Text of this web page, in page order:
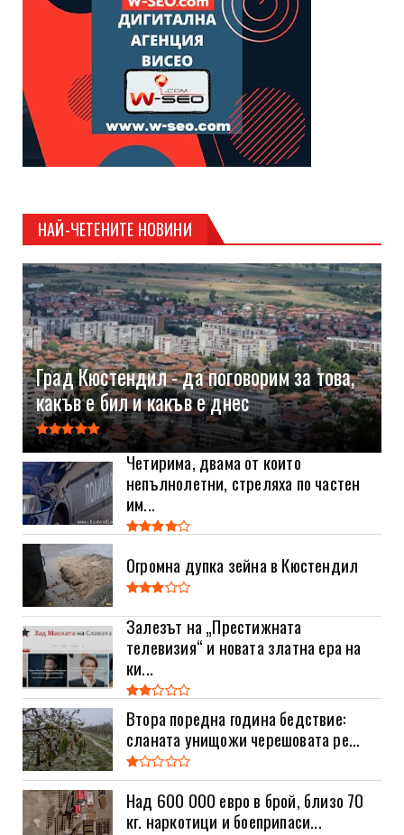
НАЙ-ЧЕТЕНИТЕ НОВИНИ
Град Кюстендил - да поговорим за това,
какъв е бил и какъв е днес
Четирима, двама от които
непълнолетни, стреляха по частен
им...
Огромна дупка зейна в Кюстендил
Залезът на „Престижната
телевизия“ и новата златна ера на
ки...
Втора поредна година бедствие:
сланата унищожи черешовата ре...
Над 600 000 евро в брой, близо 70
кг. наркотици и боеприпаси...